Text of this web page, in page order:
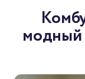
модный